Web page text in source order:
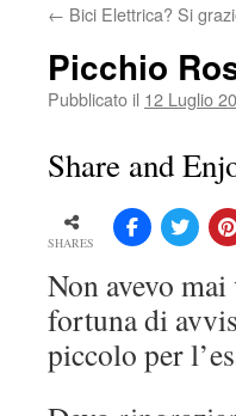
← Bici Elettrica? Si
Picchio
Pubblicato il 12 Luglio
Share and
SHARES
Non avevo
fortuna di
piccolo per